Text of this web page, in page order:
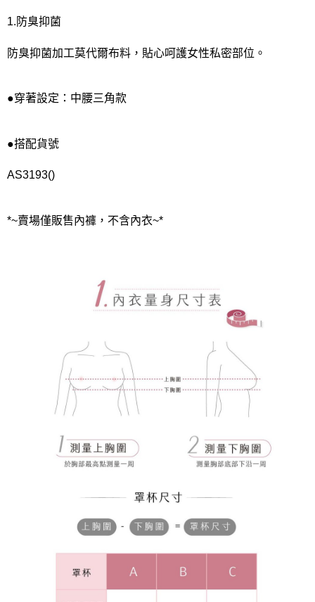
宅配
每筆NT$80，滿NT$1,000(含以上)免運費
每筆NT$220
每筆NT$80，滿NT$1,000(含以上)免運費
1.防臭抑菌
防臭抑菌加工莫代爾布料，貼心呵護女性私密部位。
●穿著設定：中腰三角款
●搭配貨號
AS3193()
*~賣場僅販售內褲，不含內衣~*